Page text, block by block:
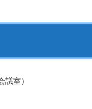
議室）